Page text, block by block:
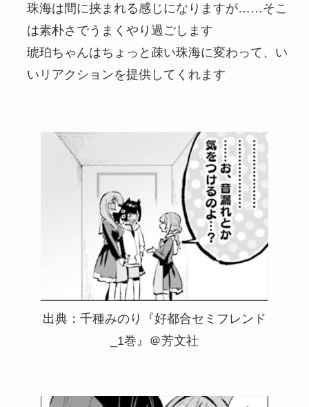
珠海は間に挟まれる感じになりますが……そこ
は素朴さでうまくやり過ごします
琥珀ちゃんはちょっと疎い珠海に変わって、い
いリアクションを提供してくれます
出典：千種みのり『好都合セミフレンド
_1巻』＠芳文社